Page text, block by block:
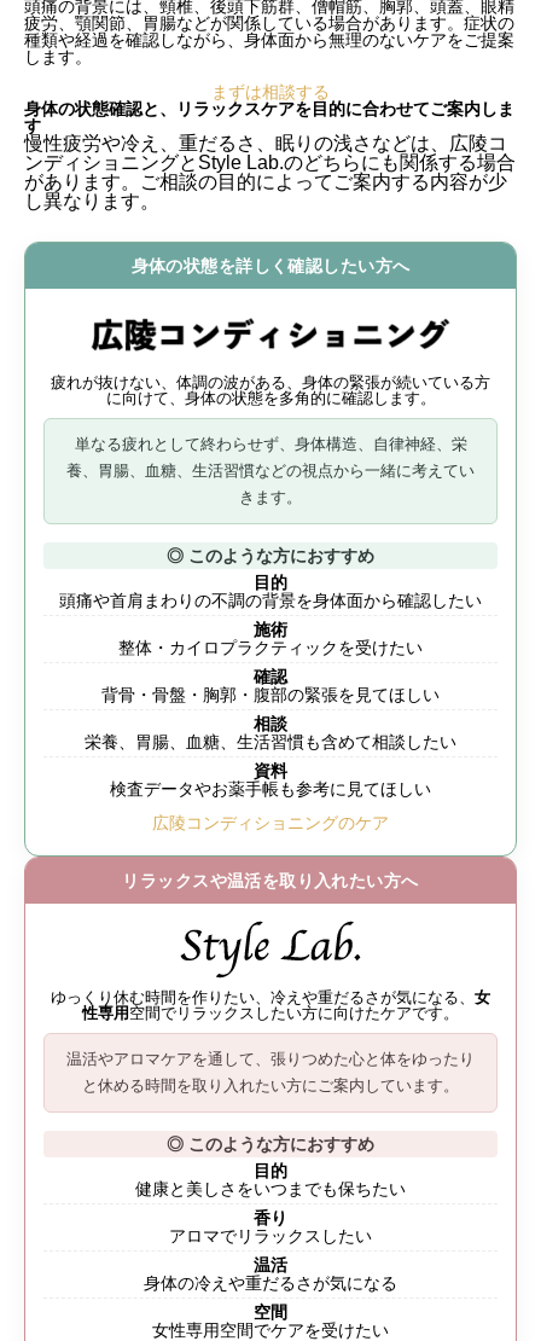
頭痛の背景には、頸椎、後頭下筋群、僧帽筋、胸郭、頭蓋、眼精
疲労、顎関節、胃腸などが関係している場合があります。症状の
種類や経過を確認しながら、身体面から無理のないケアをご提案
します。
まずは相談する
身体の状態確認と、リラックスケアを目的に合わせてご案内しま
す
慢性疲労や冷え、重だるさ、眠りの浅さなどは、広陵コ
ンディショニングとStyle Lab.のどちらにも関係する場合
があります。ご相談の目的によってご案内する内容が少
し異なります。
身体の状態を詳しく確認したい方へ
疲れが抜けない、体調の波がある、身体の緊張が続いている方
に向けて、身体の状態を多角的に確認します。
単なる疲れとして終わらせず、 身体構造、自律神経、栄
養、胃腸、血糖、生活習慣などの視点から一緒に考えてい
きます。
◎ このような方におすすめ
目的
頭痛や首肩まわりの不調の背景を身体面から確認したい
施術
整体・カイロプラクティックを受けたい
確認
背骨・骨盤・胸郭・腹部の緊張を見てほしい
相談
栄養、胃腸、血糖、生活習慣も含めて相談したい
資料
検査データやお薬手帳も参考に見てほしい
広陵コンディショニングのケア
リラックスや温活を取り入れたい方へ
ゆっくり休む時間を作りたい、冷えや重だるさが気になる、 女
性専用 空間でリラックスしたい方に向けたケアです。
温活やアロマケアを通して、 張りつめた心と体をゆったり
と休める時間 を取り入れたい方にご案内しています。
◎ このような方におすすめ
目的
健康と美しさをいつまでも保ちたい
香り
アロマでリラックスしたい
温活
身体の冷えや重だるさが気になる
空間
女性専用空間でケアを受けたい